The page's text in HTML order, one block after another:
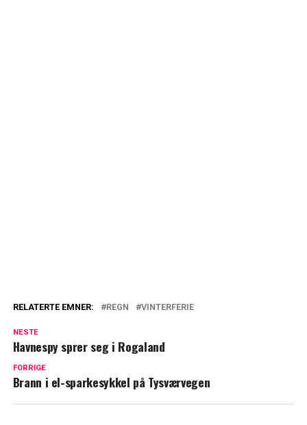
RELATERTE EMNER: REGN VINTERFERIE
NESTE
Havnespy sprer seg i Rogaland
FORRIGE
Brann i el-sparkesykkel på Tysværvegen